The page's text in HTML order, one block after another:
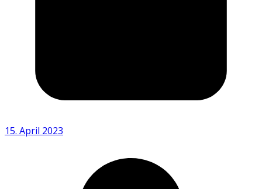
15. April 2023